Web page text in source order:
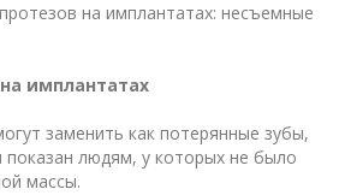
на имплантатах: несъемные
имплантатах
заменить как потерянные зубы,
показан людям, у которых не было
массы.